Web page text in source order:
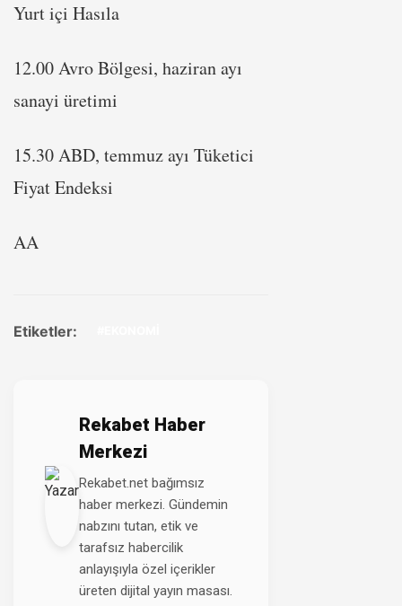
Yurt içi Hasıla
12.00 Avro Bölgesi, haziran ayı
sanayi üretimi
15.30 ABD, temmuz ayı Tüketici
Fiyat Endeksi
AA
Etiketler:
Rekabet Haber
Merkezi
Rekabet.net bağımsız
haber merkezi. Gündemin
nabzını tutan, etik ve
tarafsız habercilik
anlayışıyla özel içerikler
üreten dijital yayın masası.